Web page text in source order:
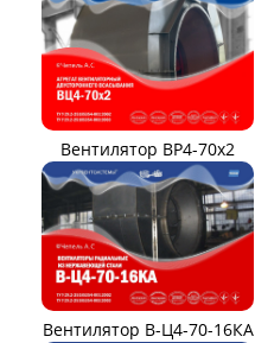
Вентилятор ВР4-70x2
Вентилятор В-Ц4-70-16КА